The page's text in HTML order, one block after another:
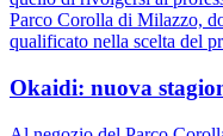
Parco Corolla di Milazzo,
qualificato nella scelta del
Okaidi: nuova